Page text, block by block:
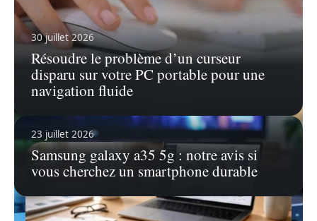
23 juillet 2026
Samsung galaxy a35 5g : notre avis si
vous cherchez un smartphone durable
30 juillet 2026
Résoudre le problème d’un curseur
disparu sur votre PC portable pour une
navigation fluide
Guide étape par étape : comment voir
les abonnements de quelqu’un sur
Instagram privé
Instagram, l'application incontournable de
partage de photos et de contenu, est devenue
En savoir plus